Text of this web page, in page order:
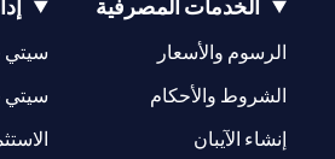
الخدمات المصرفية
الرسوم والأسعار
in a new tab
الشروط والأحكام in a new tab
إنشاء الآيبان opens in a new tab
سيتي
سيتي